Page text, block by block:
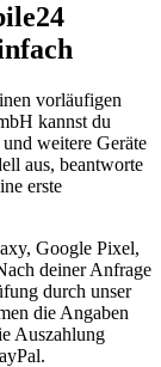
vorläufigen
kannst du
weitere Geräte
aus, beantworte
erste
Google Pixel,
deiner Anfrage
durch unser
die Angaben
Auszahlung